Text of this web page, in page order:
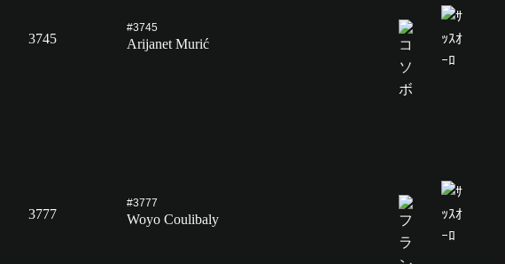
3745
#3745
Arijanet Murić
3777
#3777
Woyo Coulibaly